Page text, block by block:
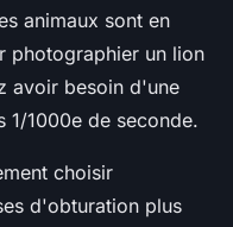
animaux sont en
photographier un lion
avoir besoin d'une
1000e de seconde.
choisir
d'obturation plus